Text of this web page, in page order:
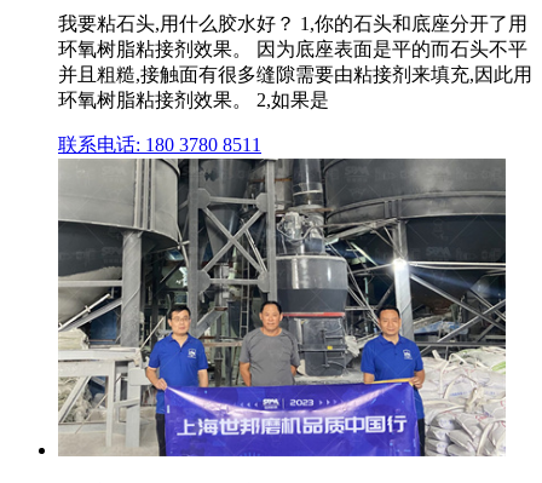
我要粘石头,用什么胶水好？ 1,你的石头和底座分开了用
环氧树脂粘接剂效果。 因为底座表面是平的而石头不平
并且粗糙,接触面有很多缝隙需要由粘接剂来填充,因此用
环氧树脂粘接剂效果。 2,如果是
联系电话: 180 3780 8511